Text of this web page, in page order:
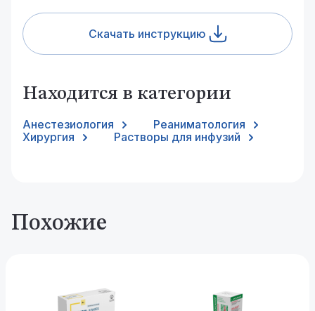
Скачать инструкцию
Находится в категории
Анестезиология
Реаниматология
Хирургия
Растворы для инфузий
Похожие